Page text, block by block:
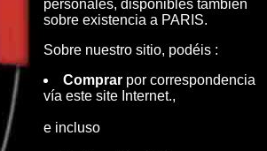
personales, disponibles también
sobre existencia a PARIS.
Sobre nuestro sitio, podéis :
Comprarpor correspondencia
vía este site Internet.,
e incluso